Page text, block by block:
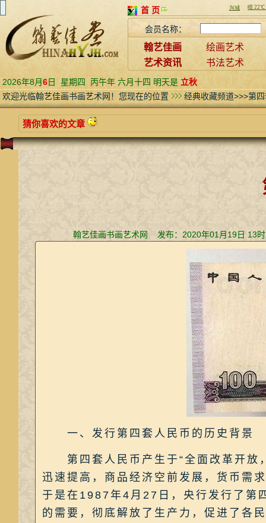
首 页
会员名称：
翰艺佳画
绘画艺术
艺术资讯
书法艺术
2026年8月6日 星期四 丙午年 六月十四 明天是 立秋
欢迎光临翰艺佳画书画艺术网！您现在的位置
经典收藏频道>>>第
猜你喜欢的文章
翰艺佳画书画艺术网 发布：2020年01月19日
一、发行第四套人民币的历史背景
第四套人民币产生于“全面改革开放
迅速提高，商品经济空前发展，货币需
于是在1987年4月27日，央行发行了第
的需要，彻底解放了生产力，促进了各